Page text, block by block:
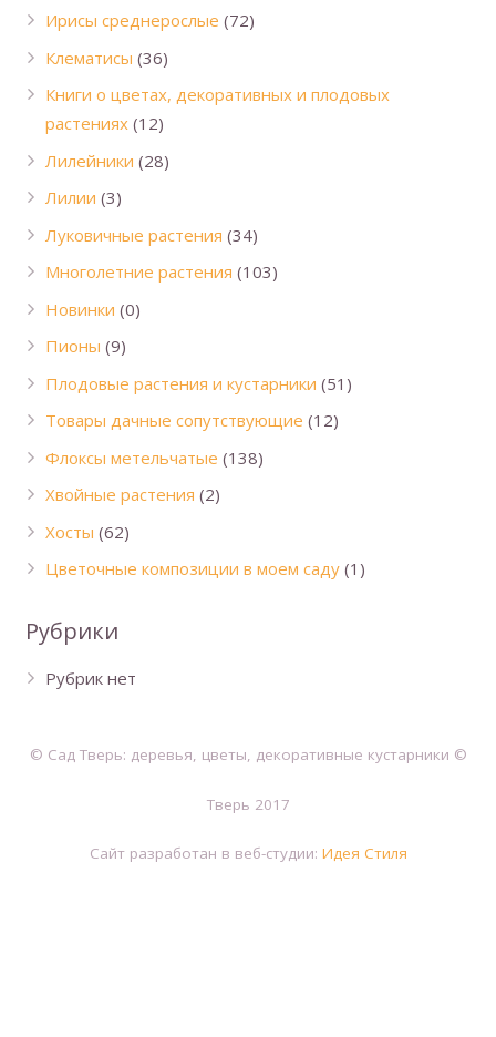
Ирисы среднерослые (72)
Клематисы (36)
Книги о цветах, декоративных и плодовых
растениях (12)
Лилейники (28)
Лилии (3)
Луковичные растения (34)
Многолетние растения (103)
Новинки (0)
Пионы (9)
Плодовые растения и кустарники (51)
Товары дачные сопутствующие (12)
Флоксы метельчатые (138)
Хвойные растения (2)
Хосты (62)
Цветочные композиции в моем саду (1)
Рубрики
Рубрик нет
© Сад Тверь: деревья, цветы, декоративные кустарники ©
Тверь 2017
Сайт разработан в веб-студии: Идея Стиля